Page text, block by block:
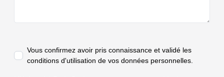
Vous confirmez avoir pris connaissance et validé les
conditions d'utilisation de vos données personnelles.